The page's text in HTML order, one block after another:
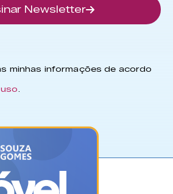
Newsletter
minhas informações de acordo
.